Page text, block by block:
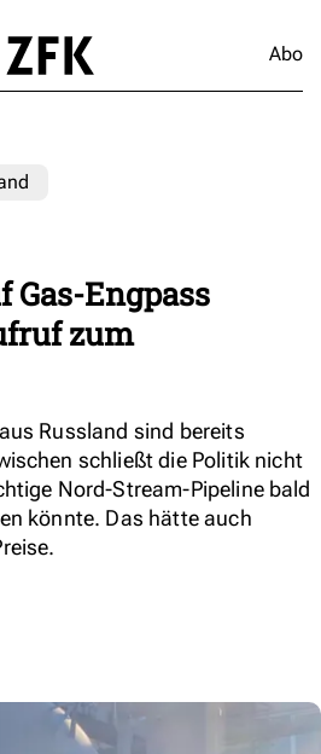
Abo
Gas-Engpass
zum
Russland sind bereits
schließt die Politik nicht
Nord-Stream-Pipeline bald
könnte. Das hätte auch